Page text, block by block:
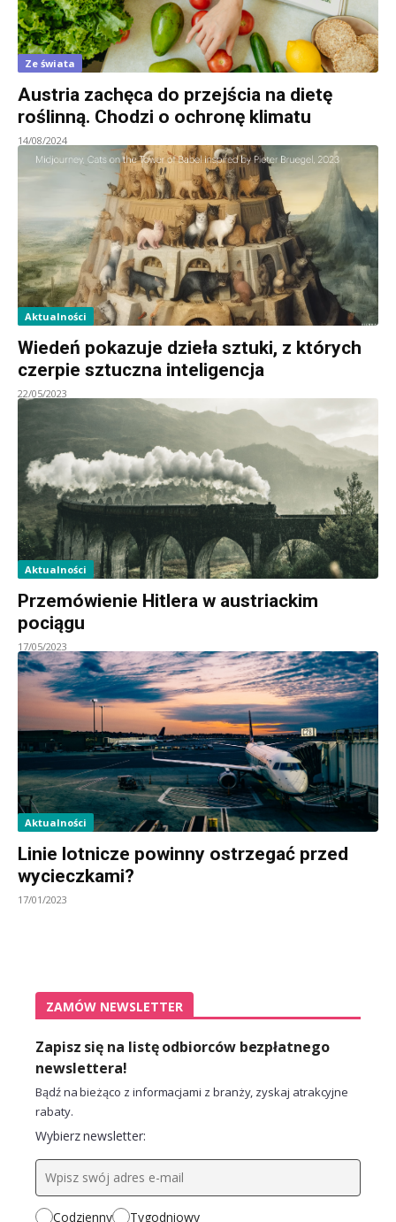
Ze świata
Austria zachęca do przejścia na dietę
roślinną. Chodzi o ochronę klimatu
14/08/2024
Aktualności
Wiedeń pokazuje dzieła sztuki, z których
czerpie sztuczna inteligencja
22/05/2023
Aktualności
Przemówienie Hitlera w austriackim
pociągu
17/05/2023
Aktualności
Linie lotnicze powinny ostrzegać przed
wycieczkami?
17/01/2023
ZAMÓW NEWSLETTER
Zapisz się na listę odbiorców bezpłatnego
newslettera!
Bądź na bieżąco z informacjami z branży, zyskaj atrakcyjne
rabaty.
Wybierz newsletter:
Codzienny Tygodniowy